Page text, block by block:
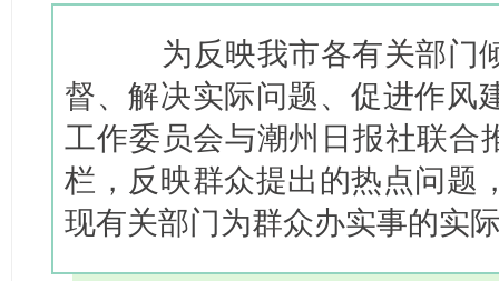
为反映我市各有关部门
督、解决实际问题、促进作风
工作委员会与潮州日报社联合
栏，反映群众提出的热点问题
现有关部门为群众办实事的实